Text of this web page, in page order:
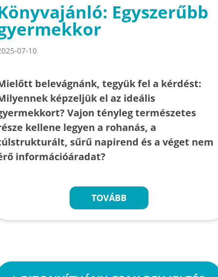
Egyszerűbb
07-10
belevágnánk, tegyük fel a kérdést:
képzeljük el az ideális
Vajon tényleg természetes
kellene legyen a rohanás, a
sűrű napirend és a véget nem
információáradat?
TOVÁBB